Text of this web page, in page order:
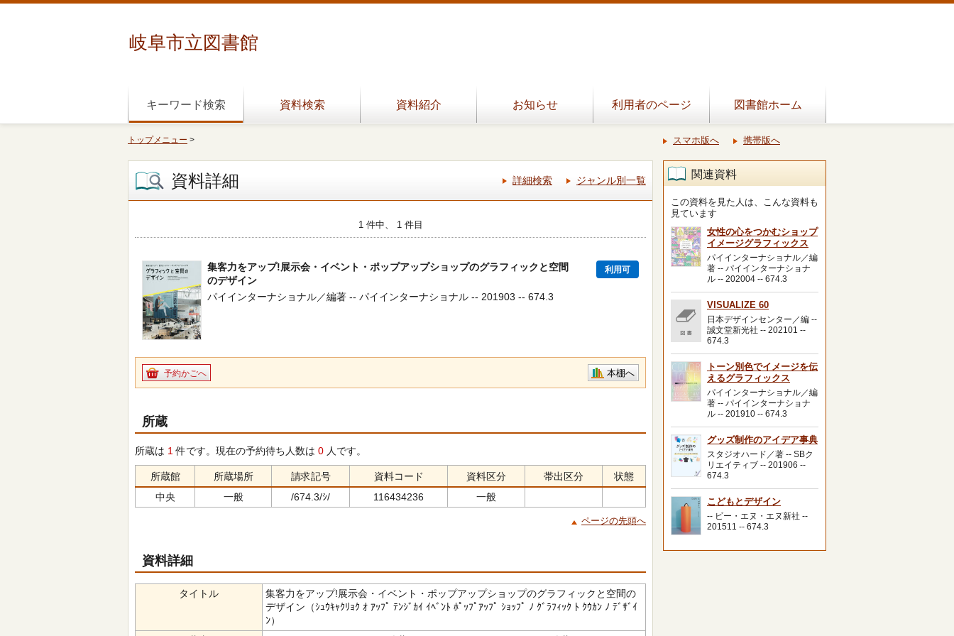
岐阜市立図書館
キーワード検索 資料検索 資料紹介 お知らせ 利用者のページ 図書館ホーム
トップメニュー > スマホ版へ 携帯版へ
資料詳細 詳細検索 ジャンル別一覧
1 件中、 1 件目
集客力をアップ!展示会・イベント・ポップアップショップのグラフィックと空間
のデザイン
利用可
パイインターナショナル／編著 -- パイインターナショナル -- 201903 -- 674.3
予約かごへ 本棚へ
所蔵
所蔵は 1 件です。現在の予約待ち人数は 0 人です。
所蔵館 所蔵場所 請求記号 資料コード 資料区分 帯出区分
状態
中央
一般 /674.3/ｼ/ 116434236 一般
ページの先頭へ
資料詳細
タイトル
集客力をアップ!展示会・イベント・ポップアップショップのグラフィックと空間の
デザイン（ｼｭｳｷｬｸﾘｮｸ ｵ ｱｯﾌﾟ ﾃﾝｼﾞｶｲ ｲﾍﾞﾝﾄ ﾎﾟｯﾌﾟｱｯﾌﾟ ｼｮｯﾌﾟ ﾉ ｸﾞﾗﾌｨｯｸ ﾄ ｸｳｶﾝ ﾉ ﾃﾞｻﾞｲ
ﾝ）
関連資料
この資料を見た人は、こんな資料も
見ています
女性の心をつかむショップ
イメージグラフィックス
パイインターナショナル／編
著 -- パイインターナショナ
ル -- 202004 -- 674.3
VISUALIZE 60
日本デザインセンター／編 --
誠文堂新光社 -- 202101 --
674.3
トーン別色でイメージを伝
えるグラフィックス
パイインターナショナル／編
著 -- パイインターナショナ
ル -- 201910 -- 674.3
グッズ制作のアイデア事典
スタジオハード／著 -- SBク
リエイティブ -- 201906 --
674.3
こどもとデザイン
-- ビー・エヌ・エヌ新社 --
201511 -- 674.3